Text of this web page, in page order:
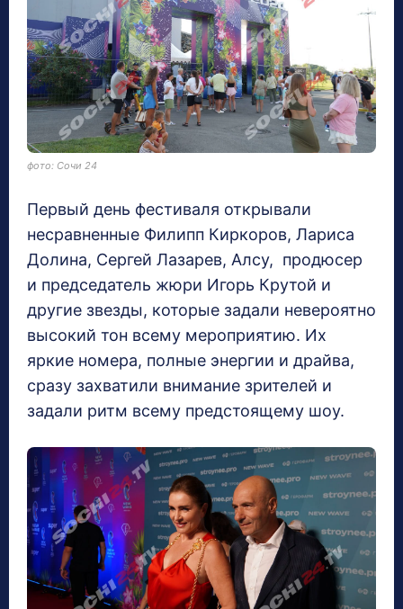
фото: Сочи 24
Первый день фестиваля открывали
несравненные Филипп Киркоров, Лариса
Долина, Сергей Лазарев, Алсу, продюсер
и председатель жюри Игорь Крутой и
другие звезды, которые задали невероятно
высокий тон всему мероприятию. Их
яркие номера, полные энергии и драйва,
сразу захватили внимание зрителей и
задали ритм всему предстоящему шоу.